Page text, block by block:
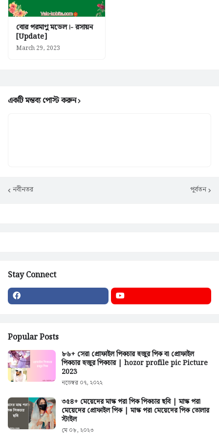
বোর পরমাণু মডেল।- রসায়ন
[Update]
March 29, 2023
একটি মন্তব্য পোস্ট করুন
নবীনতর পূর্বতন
Stay Connect
Popular Posts
৮৬+ সেরা প্রোফাইল পিকচার হুজুর পিক বা প্রোফাইল
পিকচার হুজুর পিকচার | hozor profile pic Picture
2023
নভেম্বর ০৭, ২০২২
৩৫৪+ মেয়েদের মাস্ক পরা পিক পিকচার ছবি | মাস্ক পরা
মেয়েদের প্রোফাইল পিক | মাস্ক পরা মেয়েদের পিক তোলার
স্টাইল
মে ০৮, ২০২৩